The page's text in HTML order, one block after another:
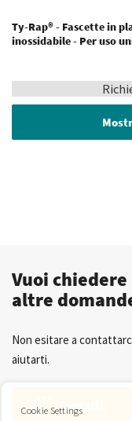
Ty-Rap® - Fascette in
inossidabile - Per uso
Vuoi
altre
Non esitare a
aiutarti.
Contatti
Cookie Settings